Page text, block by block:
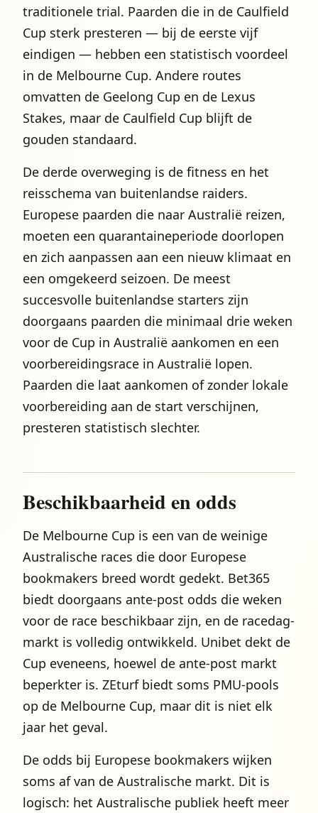
traditionele trial. Paarden die in de Caulfield
Cup sterk presteren — bij de eerste vijf
eindigen — hebben een statistisch voordeel
in de Melbourne Cup. Andere routes
omvatten de Geelong Cup en de Lexus
Stakes, maar de Caulfield Cup blijft de
gouden standaard.
De derde overweging is de fitness en het
reisschema van buitenlandse raiders.
Europese paarden die naar Australië reizen,
moeten een quarantaineperiode doorlopen
en zich aanpassen aan een nieuw klimaat en
een omgekeerd seizoen. De meest
succesvolle buitenlandse starters zijn
doorgaans paarden die minimaal drie weken
voor de Cup in Australië aankomen en een
voorbereidingsrace in Australië lopen.
Paarden die laat aankomen of zonder lokale
voorbereiding aan de start verschijnen,
presteren statistisch slechter.
Beschikbaarheid en odds
De Melbourne Cup is een van de weinige
Australische races die door Europese
bookmakers breed wordt gedekt. Bet365
biedt doorgaans ante-post odds die weken
voor de race beschikbaar zijn, en de racedag-
markt is volledig ontwikkeld. Unibet dekt de
Cup eveneens, hoewel de ante-post markt
beperkter is. ZEturf biedt soms PMU-pools
op de Melbourne Cup, maar dit is niet elk
jaar het geval.
De odds bij Europese bookmakers wijken
soms af van de Australische markt. Dit is
logisch: het Australische publiek heeft meer